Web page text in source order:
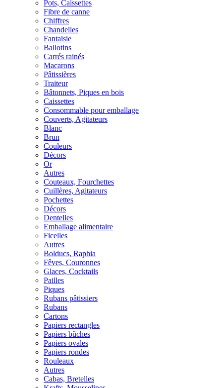
Pots, Caissettes
Fibre de canne
Chiffres
Chandelles
Fantaisie
Ballotins
Carrés rainés
Macarons
Pâtissières
Traiteur
Bâtonnets, Piques en bois
Caissettes
Consommable pour emballage
Couverts, Agitateurs
Blanc
Brun
Couleurs
Décors
Or
Autres
Couteaux, Fourchettes
Cuillères, Agitateurs
Pochettes
Décors
Dentelles
Emballage alimentaire
Ficelles
Autres
Bolducs, Raphia
Fêves, Couronnes
Glaces, Cocktails
Pailles
Piques
Rubans pâtissiers
Rubans
Cartons
Papiers rectangles
Papiers bûches
Papiers ovales
Papiers rondes
Rouleaux
Autres
Cabas, Bretelles